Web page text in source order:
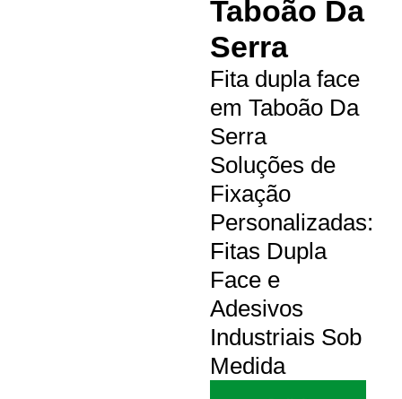
Taboão Da
Serra
Fita dupla face
em Taboão Da
Serra
Soluções de
Fixação
Personalizadas:
Fitas Dupla
Face e
Adesivos
Industriais Sob
Medida